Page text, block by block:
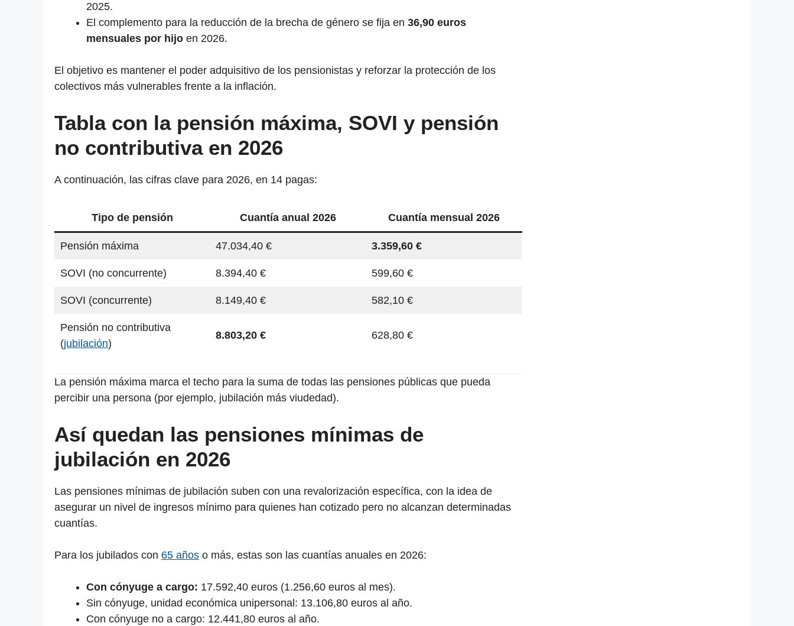
2025.
El complemento para la reducción de la brecha de género se fija en 36,90 euros
mensuales por hijo en 2026.
El objetivo es mantener el poder adquisitivo de los pensionistas y reforzar la protección de los
colectivos más vulnerables frente a la inflación.
Tabla con la pensión máxima, SOVI y pensión
no contributiva en 2026
A continuación, las cifras clave para 2026, en 14 pagas:
Tipo de pensión Cuantía anual 2026 Cuantía mensual 2026
Pensión máxima 47.034,40 € 3.359,60 €
SOVI (no concurrente) 8.394,40 € 599,60 €
SOVI (concurrente) 8.149,40 € 582,10 €
Pensión no contributiva
(jubilación)
8.803,20 € 628,80 €
La pensión máxima marca el techo para la suma de todas las pensiones públicas que pueda
percibir una persona (por ejemplo, jubilación más viudedad).
Así quedan las pensiones mínimas de
jubilación en 2026
Las pensiones mínimas de jubilación suben con una revalorización específica, con la idea de
asegurar un nivel de ingresos mínimo para quienes han cotizado pero no alcanzan determinadas
cuantías.
Para los jubilados con 65 años o más, estas son las cuantías anuales en 2026:
Con cónyuge a cargo: 17.592,40 euros (1.256,60 euros al mes).
Sin cónyuge, unidad económica unipersonal: 13.106,80 euros al año.
Con cónyuge no a cargo: 12.441,80 euros al año.